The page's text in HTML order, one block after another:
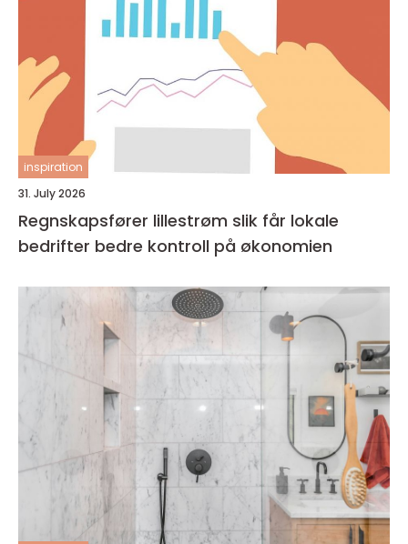
inspiration
31. July 2026
Regnskapsfører lillestrøm slik får lokale
bedrifter bedre kontroll på økonomien